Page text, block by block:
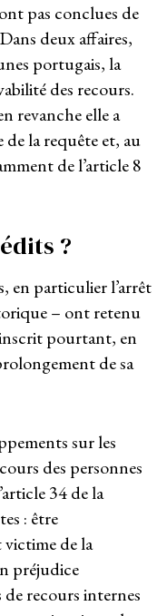
pas conclues de
deux affaires,
portugais, la
des recours.
revanche elle a
de la requête et, au
de l’article 8
?
en particulier l’arrêt
– ont retenu
pourtant, en
de sa
sur les
des personnes
34 de la
: être
de la
préjudice
recours internes